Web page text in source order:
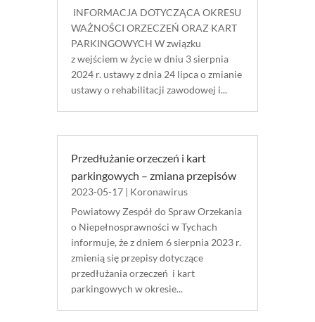
INFORMACJA DOTYCZĄCA OKRESU
WAŻNOŚCI ORZECZEŃ ORAZ KART
PARKINGOWYCH W związku
z wejściem w życie w dniu 3 sierpnia
2024 r. ustawy z dnia 24 lipca o zmianie
ustawy o rehabilitacji zawodowej i...
Przedłużanie orzeczeń i kart
parkingowych – zmiana przepisów
2023-05-17| Koronawirus
Powiatowy Zespół do Spraw Orzekania
o Niepełnosprawności w Tychach
informuje, że z dniem 6 sierpnia 2023 r.
zmienią się przepisy dotyczące
przedłużania orzeczeń i kart
parkingowych w okresie...